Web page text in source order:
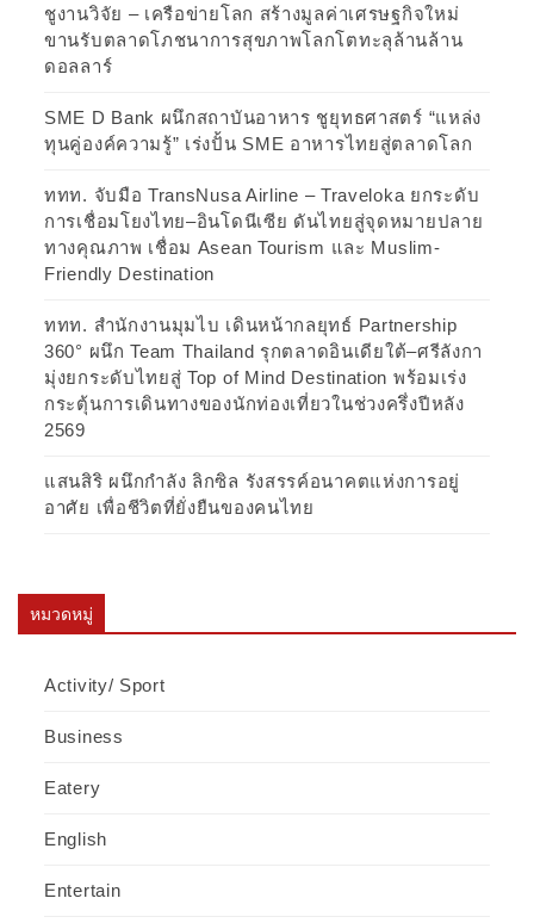
ชูงานวิจัย – เครือข่ายโลก สร้างมูลค่าเศรษฐกิจใหม่
ขานรับตลาดโภชนาการสุขภาพโลกโตทะลุล้านล้าน
ดอลลาร์
SME D Bank ผนึกสถาบันอาหาร ชูยุทธศาสตร์ “แหล่ง
ทุนคู่องค์ความรู้” เร่งปั้น SME อาหารไทยสู่ตลาดโลก
ททท. จับมือ TransNusa Airline – Traveloka ยกระดับ
การเชื่อมโยงไทย–อินโดนีเซีย ดันไทยสู่จุดหมายปลาย
ทางคุณภาพ เชื่อม Asean Tourism และ Muslim-
Friendly Destination
ททท. สำนักงานมุมไบ เดินหน้ากลยุทธ์ Partnership
360° ผนึก Team Thailand รุกตลาดอินเดียใต้–ศรีลังกา
มุ่งยกระดับไทยสู่ Top of Mind Destination พร้อมเร่ง
กระตุ้นการเดินทางของนักท่องเที่ยวในช่วงครึ่งปีหลัง
2569
แสนสิริ ผนึกกำลัง ลิกซิล รังสรรค์อนาคตแห่งการอยู่
อาศัย เพื่อชีวิตที่ยั่งยืนของคนไทย
หมวดหมู่
Activity/ Sport
Business
Eatery
English
Entertain